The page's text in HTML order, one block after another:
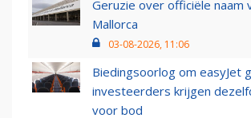
Geruzie over officiële naam
Mallorca
03-08-2026, 11:06
Biedingsoorlog om easyJet
investeerders krijgen
voor bod